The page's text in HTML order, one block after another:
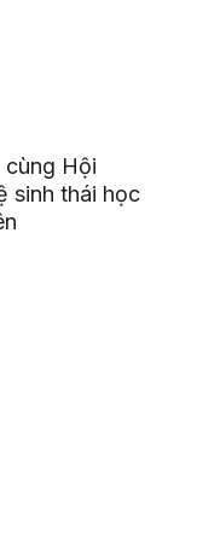
Hội
sinh thái học